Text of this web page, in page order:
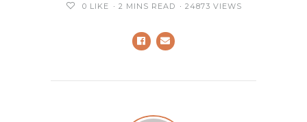
0 LIKE 2 MINS READ 24873 VIEWS